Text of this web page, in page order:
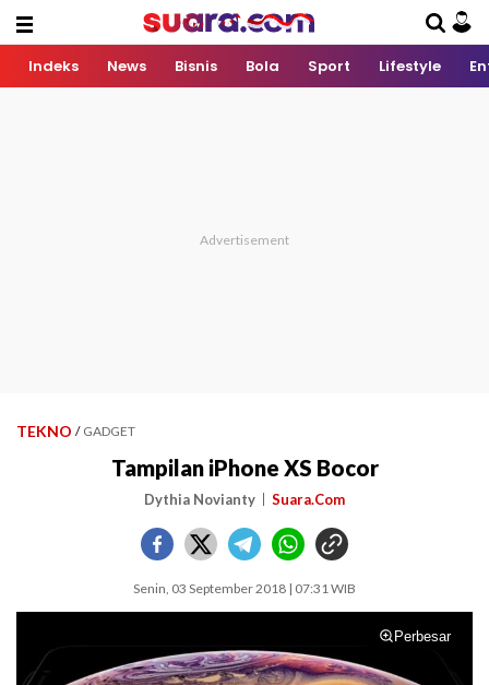
Indeks News Bisnis Bola Sport Lifestyle
TEKNO / GADGET
Tampilan iPhone XS Bocor
Dythia Novianty Suara.Com
Senin, 03 September 2018 | 07:31 WIB
Perbesar